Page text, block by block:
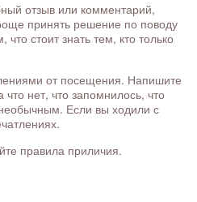
отзыв или комментарий,
принять решение по поводу
стоит знать тем, кто только
от посещения. Напишите
нет, что запомнилось, что
Если вы ходили с
правила приличия.